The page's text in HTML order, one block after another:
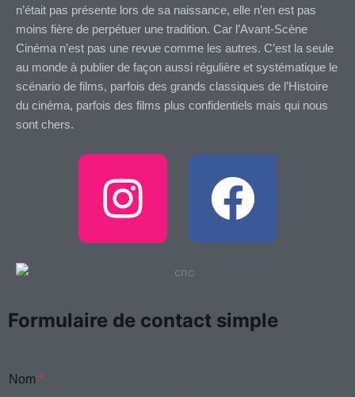
n’était pas présente lors de sa naissance, elle n’en est pas
moins fière de perpétuer une tradition. Car l’Avant-Scène
Cinéma n’est pas une revue comme les autres. C’est la seule
au monde à publier de façon aussi régulière et systématique le
scénario de films, parfois des grands classiques de l’Histoire
du cinéma, parfois des films plus confidentiels mais qui nous
sont chers.
I
n
t
F
a
e
Formulaire de contact simple
Nom *